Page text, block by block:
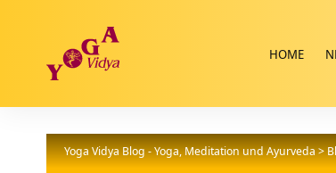
HOME
Yoga Vidya Blog - Yoga, Meditation und Ayurveda>